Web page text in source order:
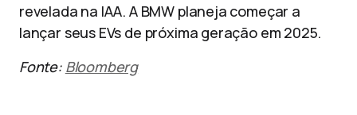
revelada na IAA. A BMW planeja começar a
lançar seus EVs de próxima geração em 2025.
Fonte: Bloomberg